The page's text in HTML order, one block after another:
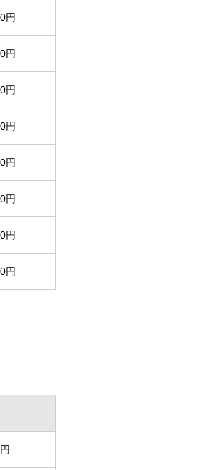
円
円
円
円
円
円
円
円